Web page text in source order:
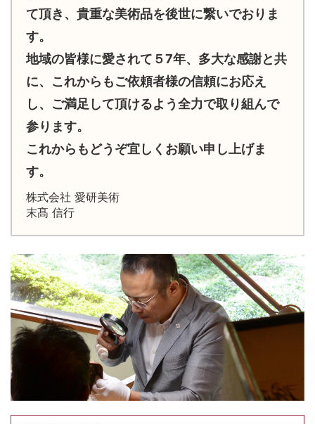
て頂き、貴重な美術品を後世に繋いでおりま
す。
地域の皆様に愛されて５7年、多大な感謝と共
に、これからもご依頼者様の信頼にお応え
し、ご満足して頂けるよう全力で取り組んで
参ります。
これからもどうぞ宜しくお願い申し上げま
す。
株式会社 愛研美術
末髙 信行